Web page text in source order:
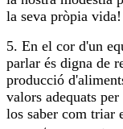
la seva pròpia vida!
5. En el cor d'un
parlar és digna de
producció
valors adequats
los saber com triar